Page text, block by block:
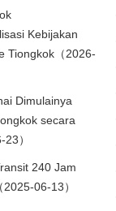
Kebijakan
Tiongkok（2026-
Dimulainya
secara
）
240 Jam
06-13）